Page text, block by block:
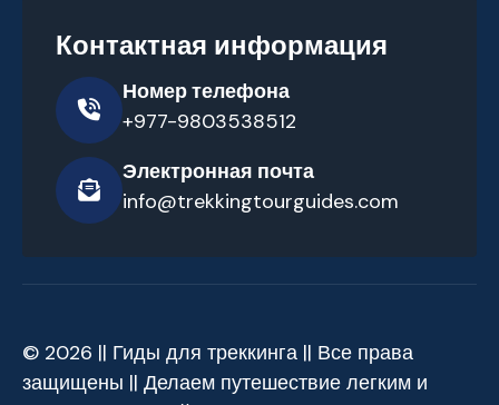
Контактная информация
Номер телефона
+977-9803538512
Электронная почта
info@trekkingtourguides.com
© 2026 || Гиды для треккинга || Все права
защищены || Делаем путешествие легким и